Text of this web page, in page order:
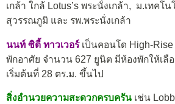
เกล้า ใกล้ Lotus’s พระนั่งเกล้า, ม.เทคโ
สุวรรณภูมิ และ รพ.พระนั่งเกล้า
นนท์ ซิตี้ ทาวเวอร์เป็นคอนโด High-
พักอาศัย จำนวน 627 ยูนิต มีห้องพักให้เลื
เริ่มต้นที่ 28 ตร.ม. ขึ้นไป
สิ่งอำนวยความสะดวกครบครัน เช่น